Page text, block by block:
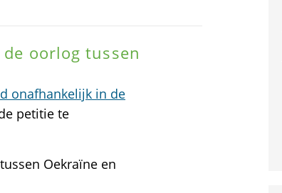
oorlog tussen
onafhankelijk in de
petitie te
Oekraïne en